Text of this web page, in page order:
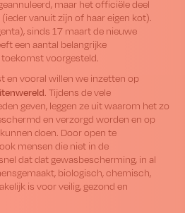
maar het officiële deel
vanuit zijn of haar eigen kot).
sinds 17 maart de nieuwe
een aantal belangrijke
voorgesteld.
en vooral willen we inzetten op
. Tijdens de vele
geven, leggen ze uit waarom het zo
en verzorgd worden en op
doen. Door open te
mensen die niet in de
dat dat gewasbescherming, in al
biologisch, chemisch,
is voor veilig, gezond en